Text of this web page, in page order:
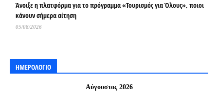
Άνοιξε η πλατφόρμα για το πρόγραμμα «Τουρισμός για Όλους», ποιοι
κάνουν σήμερα αίτηση
05/08/2026
ΗΜΕΡΟΛΟΓΙΟ
Αύγουστος 2026